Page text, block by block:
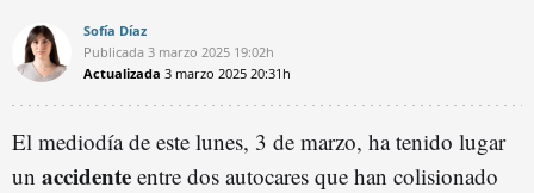
Sofía Díaz
Publicada 3 marzo 2025 19:02h
Actualizada 3 marzo 2025 20:31h
El mediodía de este lunes, 3 de marzo, ha tenido lugar
un accidente entre dos autocares que han colisionado